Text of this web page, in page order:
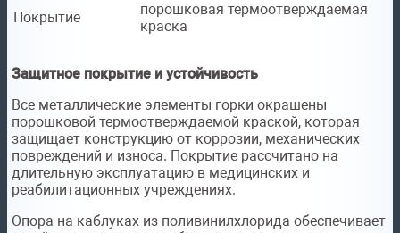
Покрытие
порошковая термоотверждаемая
краска
Защитное покрытие и устойчивость
Все металлические элементы горки окрашены
порошковой термоотверждаемой краской, которая
защищает конструкцию от коррозии, механических
повреждений и износа. Покрытие рассчитано на
длительную эксплуатацию в медицинских и
реабилитационных учреждениях.
Опора на каблуках из поливинилхлорида обеспечивает